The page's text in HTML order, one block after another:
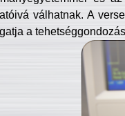
válhatnak. A
a